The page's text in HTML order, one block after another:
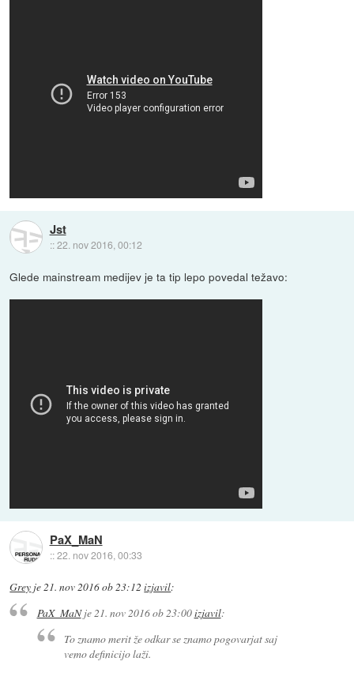
Jst
::22. nov 2016, 00:12
Glede mainstream medijev je ta tip lepo povedal težavo:
PaX_MaN
::22. nov 2016, 00:33
Grey je21. nov 2016 ob 23:12 izjavil:
PaX_MaNje21. nov 2016 ob 23:00izjavil:
To znamo merit že odkar se znamo pogovarjat saj
vemo definicijo laži.